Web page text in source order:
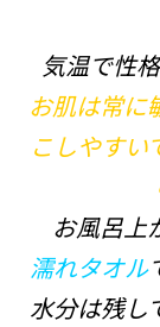
気温で性
お肌は常に
こしやすい
お風呂上
濡れタオル
水分は残し